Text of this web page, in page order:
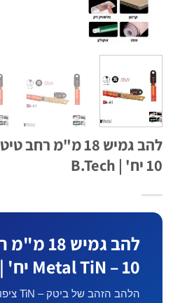
Metal TiN – 10 יח' | B.Tech